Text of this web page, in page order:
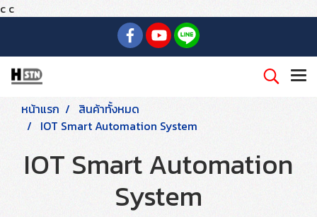
c c
หน้าแรก
สินค้าทั้งหมด
IOT Smart Automation System
IOT Smart Automation
System